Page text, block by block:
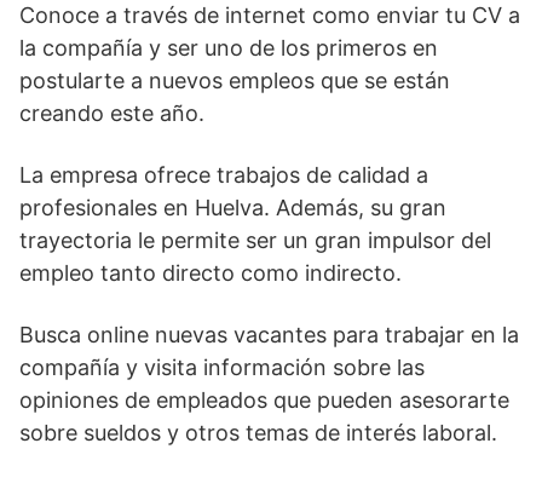
Conoce a través de internet como enviar tu CV a
la compañía y ser uno de los primeros en
postularte a nuevos empleos que se están
creando este año.
La empresa ofrece trabajos de calidad a
profesionales en Huelva. Además, su gran
trayectoria le permite ser un gran impulsor del
empleo tanto directo como indirecto.
Busca online nuevas vacantes para trabajar en la
compañía y visita información sobre las
opiniones de empleados que pueden asesorarte
sobre sueldos y otros temas de interés laboral.